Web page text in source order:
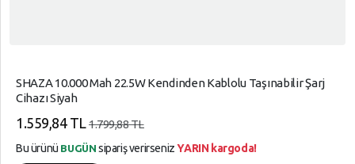
SHAZA 10.000 Mah 22.5W Kendinden Kablolu Taşınabilir Şarj
Cihazı Siyah
1.559,84 TL 1.799,88 TL
Bu ürünü BUGÜN sipariş verirsenizYARIN kargoda!